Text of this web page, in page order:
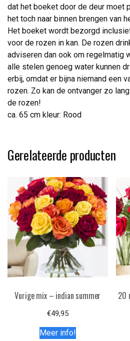
dat het boeket door de deur moet
het toch naar binnen brengen van
Het boeket wordt bezorgd
voor de rozen in kan. De rozen
adviseren dan ook om regelmatig
alle stelen genoeg water kunnen
erbij, omdat er bijna niemand een
rozen. Zo kan de ontvanger zo
de rozen!
ca. 65 cm kleur: Rood
Gerelateerde producten
Vurige mix – indian summer
€49,95
Meer info!
20